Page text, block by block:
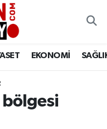
EKONOMİ
bölgesi